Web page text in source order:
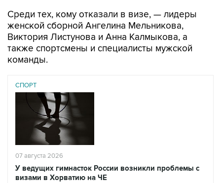
Среди тех, кому отказали в визе, — лидеры
женской сборной Ангелина Мельникова,
Виктория Листунова и Анна Калмыкова, а
также спортсмены и специалисты мужской
команды.
СПОРТ
07 августа 2026
У ведущих гимнасток России возникли проблемы с
визами в Хорватию на ЧЕ